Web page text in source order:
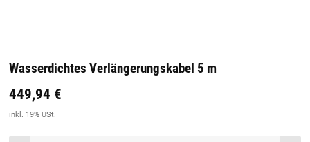
Wasserdichtes Verlängerungskabel 5 m
Preis: 19,44 €inkl. 19% USt.
449,94 €
inkl. 19% USt.